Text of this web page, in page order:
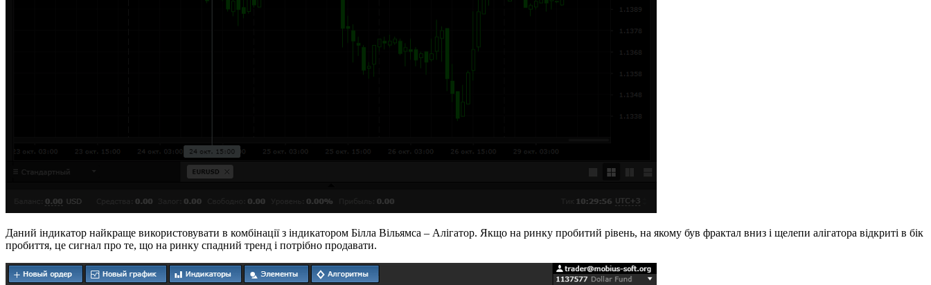
Даний індикатор найкраще використовувати в комбінації з індикатором Білла Вільямса – Алігатор. Якщо на ринку пробитий рівень, на якому був фрактал вниз і щелепи алігатора відкриті в бік
пробиття, це сигнал про те, що на ринку спадний тренд і потрібно продавати.